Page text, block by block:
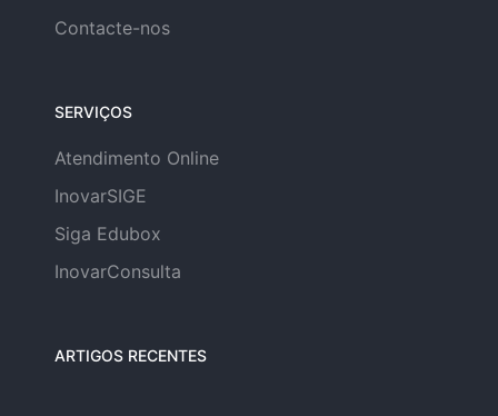
Contacte-nos
SERVIÇOS
Atendimento Online
InovarSIGE
Siga Edubox
InovarConsulta
ARTIGOS RECENTES